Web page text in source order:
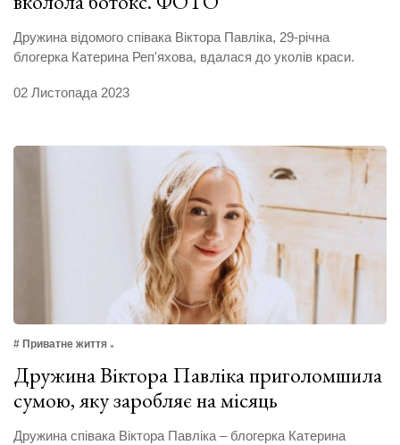
Дружина відомого співака Віктора Павліка, 29-річна
блогерка Катерина Реп'яхова, вдалася до уколів краси.
02 Листопада 2023
# Приватне життя
Дружина Віктора Павліка приголомшила
сумою, яку заробляє на місяць
Дружина співака Віктора Павліка – блогерка Катерина